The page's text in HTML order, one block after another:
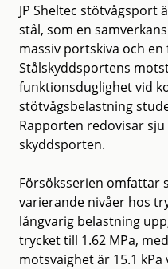
JP Sheltec stötvågsport
stål, som en
massiv portskiva och
Stålskyddsportens
funktionsduglighet vid
stötvågsbelastning
Rapporten redovisar
skyddsporten.
Försöksserien omfattar
varierande nivåer hos
långvarig belastning
trycket till 1.62 MPa,
motsvaighet är 15.1